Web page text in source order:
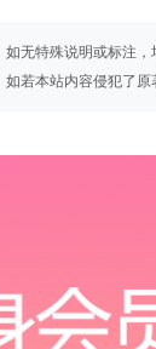
如无特殊说明或标注
若本站内容侵犯了原